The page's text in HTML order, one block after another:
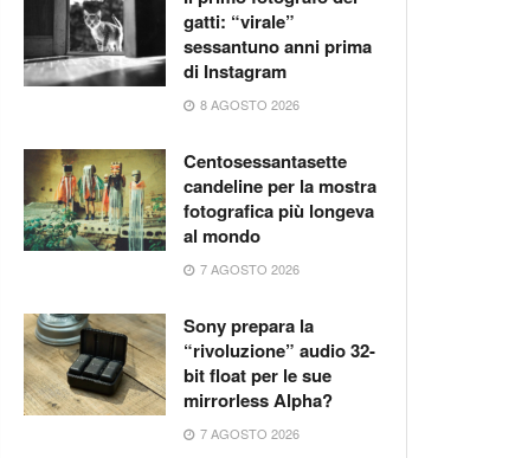
gatti: “virale”
sessantuno anni prima
di Instagram
8 AGOSTO 2026
Centosessantasette
candeline per la mostra
fotografica più longeva
al mondo
7 AGOSTO 2026
Sony prepara la
“rivoluzione” audio 32-
bit float per le sue
mirrorless Alpha?
7 AGOSTO 2026